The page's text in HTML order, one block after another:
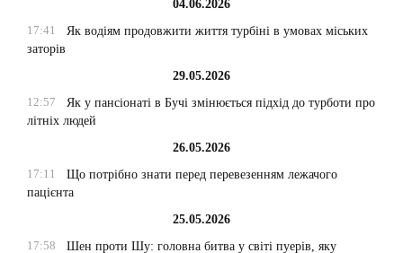
04.06.2026
17:41
Як водіям продовжити життя турбіні в умовах міських
заторів
29.05.2026
12:57
Як у пансіонаті в Бучі змінюється підхід до турботи про
літніх людей
26.05.2026
17:11
Що потрібно знати перед перевезенням лежачого
пацієнта
25.05.2026
17:58
Шен проти Шу: головна битва у світі пуерів, яку